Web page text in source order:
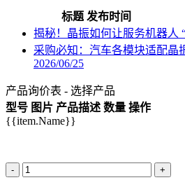
标题 发布时间
揭秘！晶振如何让服务机器人
采购必知：汽车各模块适配晶
2026/06/25
产品询价表 - 选择产品
型号 图片 产品描述 数量 操作
{{item.Name}}
- +